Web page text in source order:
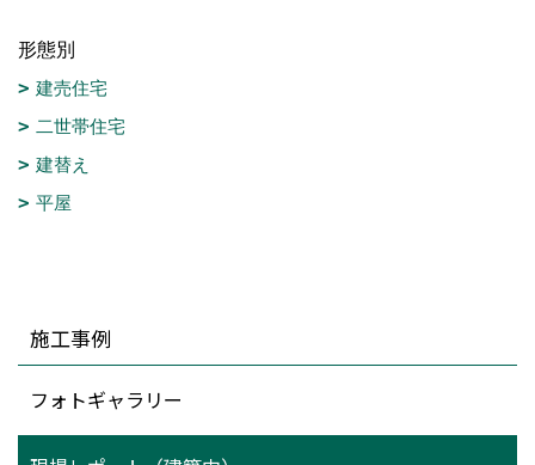
形態別
建売住宅
二世帯住宅
建替え
平屋
施工事例
フォトギャラリー